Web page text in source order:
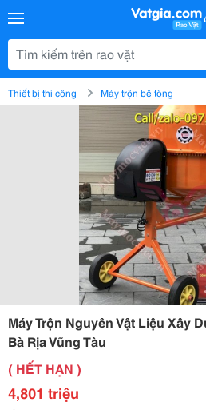
Thiết bị thi công Máy trộn bê tông
Máy Trộn Nguyên Vật Liệu Xây
Bà Rịa Vũng Tàu
( HẾT HẠN )
4,801 triệu